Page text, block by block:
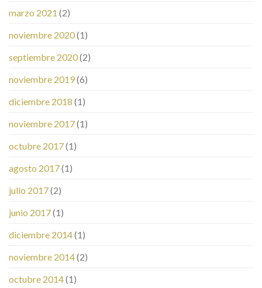
marzo 2021 (2)
noviembre 2020(1)
septiembre 2020(2)
noviembre 2019(6)
diciembre 2018 (1)
noviembre 2017(1)
octubre 2017(1)
agosto 2017(1)
julio 2017(2)
junio 2017(1)
diciembre 2014(1)
noviembre 2014(2)
octubre 2014(1)